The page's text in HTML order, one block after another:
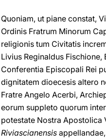
Quoniam, ut piane constat,
Ordinis Fratrum Minorum
religionis tum Civitatis
Livius Reginaldus
Conferentia Episcopali Rei
dignitatem dioecesis altero
Fratre Angelo Acerbi,
eorum suppleto quorum
potestate Nostra Apostolica
Riviascianensis